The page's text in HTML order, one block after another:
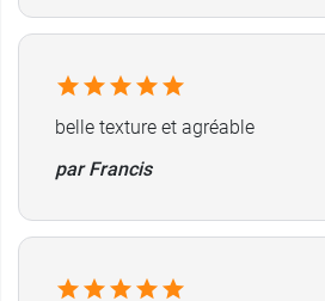
belle texture et agréable
par Francis